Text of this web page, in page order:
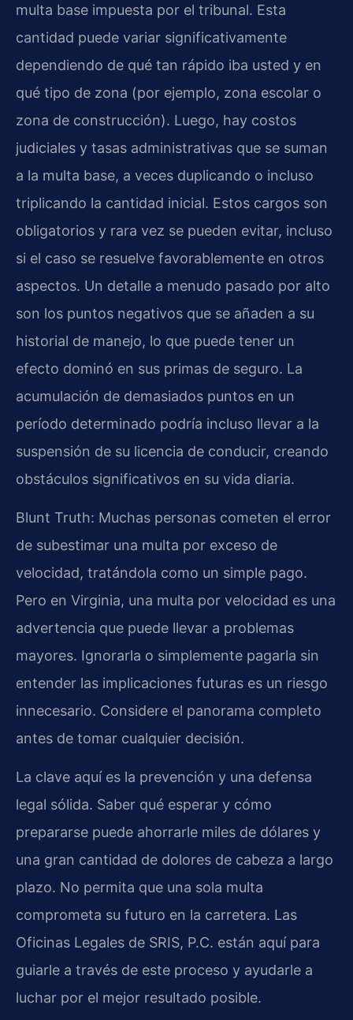
multa base impuesta por el tribunal. Esta
cantidad puede variar significativamente
dependiendo de qué tan rápido iba usted y en
qué tipo de zona (por ejemplo, zona escolar o
zona de construcción). Luego, hay costos
judiciales y tasas administrativas que se suman
a la multa base, a veces duplicando o incluso
triplicando la cantidad inicial. Estos cargos son
obligatorios y rara vez se pueden evitar, incluso
si el caso se resuelve favorablemente en otros
aspectos. Un detalle a menudo pasado por alto
son los puntos negativos que se añaden a su
historial de manejo, lo que puede tener un
efecto dominó en sus primas de seguro. La
acumulación de demasiados puntos en un
período determinado podría incluso llevar a la
suspensión de su licencia de conducir, creando
obstáculos significativos en su vida diaria.
Blunt Truth: Muchas personas cometen el error
de subestimar una multa por exceso de
velocidad, tratándola como un simple pago.
Pero en Virginia, una multa por velocidad es una
advertencia que puede llevar a problemas
mayores. Ignorarla o simplemente pagarla sin
entender las implicaciones futuras es un riesgo
innecesario. Considere el panorama completo
antes de tomar cualquier decisión.
La clave aquí es la prevención y una defensa
legal sólida. Saber qué esperar y cómo
prepararse puede ahorrarle miles de dólares y
una gran cantidad de dolores de cabeza a largo
plazo. No permita que una sola multa
comprometa su futuro en la carretera. Las
Oficinas Legales de SRIS, P.C. están aquí para
guiarle a través de este proceso y ayudarle a
luchar por el mejor resultado posible.